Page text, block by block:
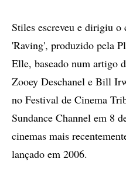
Stiles escreveu e dirigiu o
'Raving', produzido pela
Elle, baseado num artigo
Zooey Deschanel e Bill
no Festival de Cinema
Sundance Channel em 8
cinemas mais
lançado em 2006.